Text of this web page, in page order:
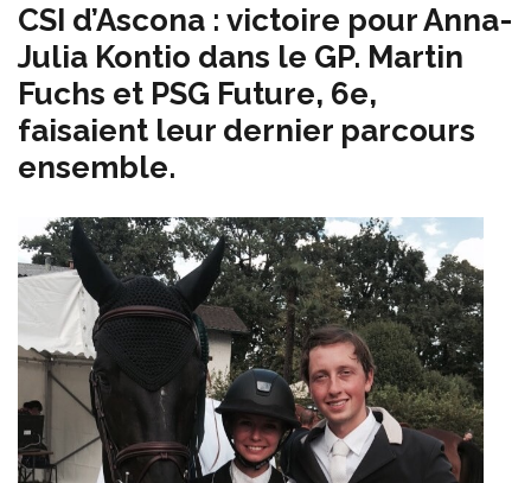
CSI d’Ascona : victoire pour Anna-
Julia Kontio dans le GP. Martin
Fuchs et PSG Future, 6e,
faisaient leur dernier parcours
ensemble.